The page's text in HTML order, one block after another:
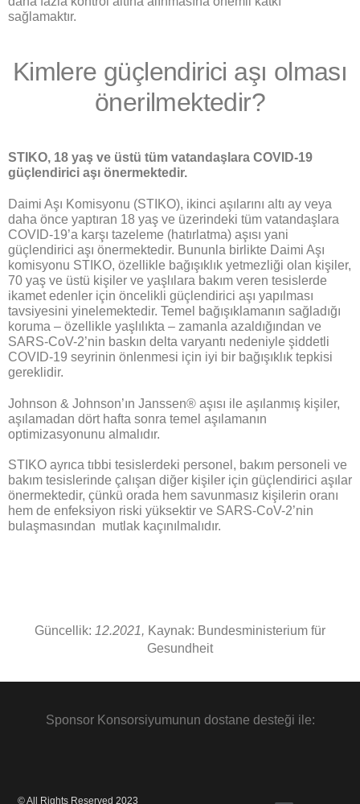
sağlamaktır.
Kimlere güçlendirici aşı olması
önerilmektedir?
STIKO, 18 yaş ve üstü tüm vatandaşlara COVID-19
güçlendirici aşı önermektedir.
Daimi Aşı Komisyonu (STIKO), ikinci aşılarını altı ay veya
daha önce yaptıran 18 yaş ve üzerindeki tüm vatandaşlara
COVID-19’a karşı tazeleme (hatırlatma) aşısı yani
güçlendirici aşı önermektedir. Bununla birlikte Daimi Aşı
komisyonu STIKO, özellikle bağışıklık yetmezliği olan kişiler,
70 yaş ve üstü kişiler ve yaşlılara bakım veren tesislerde
ikamet edenler için öncelikli güçlendirici aşı yapılması
tavsiyesini yinelemektedir. Temel bağışıklamanın sağladığı
koruma – özellikle yaşlılıkta – zamanla azaldığından ve
SARS-CoV-2’nin baskın delta varyantı nedeniyle şiddetli
COVID-19 seyrinin önlenmesi için iyi bir bağışıklık tepkisi
gereklidir.
Johnson & Johnson’ın Janssen® aşısı ile aşılanmış kişiler,
aşılamadan dört hafta sonra temel aşılamanın
optimizasyonunu almalıdır.
STIKO ayrıca tıbbi tesislerdeki personel, bakım personeli ve
bakım tesislerinde çalışan diğer kişiler için güçlendirici aşılar
önermektedir, çünkü orada hem savunmasız kişilerin oranı
hem de enfeksiyon riski yüksektir ve SARS-CoV-2’nin
bulaşmasından mutlak kaçınılmalıdır.
Güncellik: 12.2021, Kaynak: Bundesministerium für
Gesundheit
Sponsor Konsorsiyumunun dostane desteği ile:
© All Rights Reserved 2023